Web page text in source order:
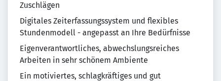
Zuschlägen
Digitales Zeiterfassungssystem und flexibles
Stundenmodell - angepasst an Ihre Bedürfnisse
Eigenverantwortliches, abwechslungsreiches
Arbeiten in sehr schönem Ambiente
Ein motiviertes, schlagkräftiges und gut